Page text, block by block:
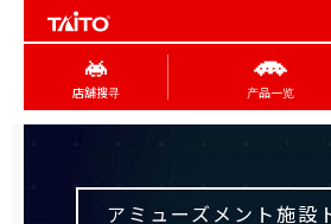
店舖搜寻 产品一览
アミューズメント施設